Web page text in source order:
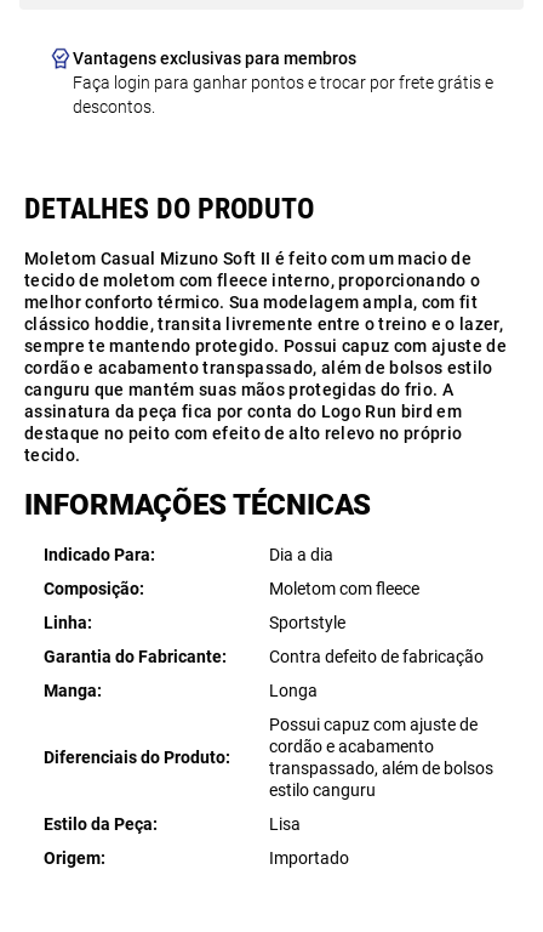
Vantagens exclusivas para membros
Faça login para ganhar pontos e trocar por frete grátis e
descontos.
Moletom Casual Mizuno Soft II é feito com um macio de
tecido de moletom com fleece interno, proporcionando o
melhor conforto térmico. Sua modelagem ampla, com fit
clássico hoddie, transita livremente entre o treino e o lazer,
sempre te mantendo protegido. Possui capuz com ajuste de
cordão e acabamento transpassado, além de bolsos estilo
canguru que mantém suas mãos protegidas do frio. A
assinatura da peça fica por conta do Logo Run bird em
destaque no peito com efeito de alto relevo no próprio
tecido.
INFORMAÇÕES TÉCNICAS
Indicado Para
Dia a dia
Composição
Moletom com fleece
Linha
Sportstyle
Garantia do Fabricante
Contra defeito de fabricação
Manga
Longa
Diferenciais do Produto
Possui capuz com ajuste de
cordão e acabamento
transpassado, além de bolsos
estilo canguru
Estilo da Peça
Lisa
Origem
Importado